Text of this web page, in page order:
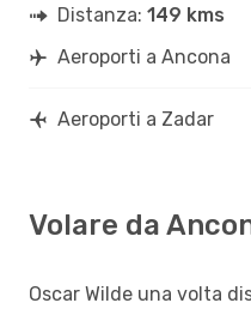
Distanza: 149 kms
Aeroporti a Ancona
Aeroporti a Zadar
Volare da
Oscar Wilde una volta